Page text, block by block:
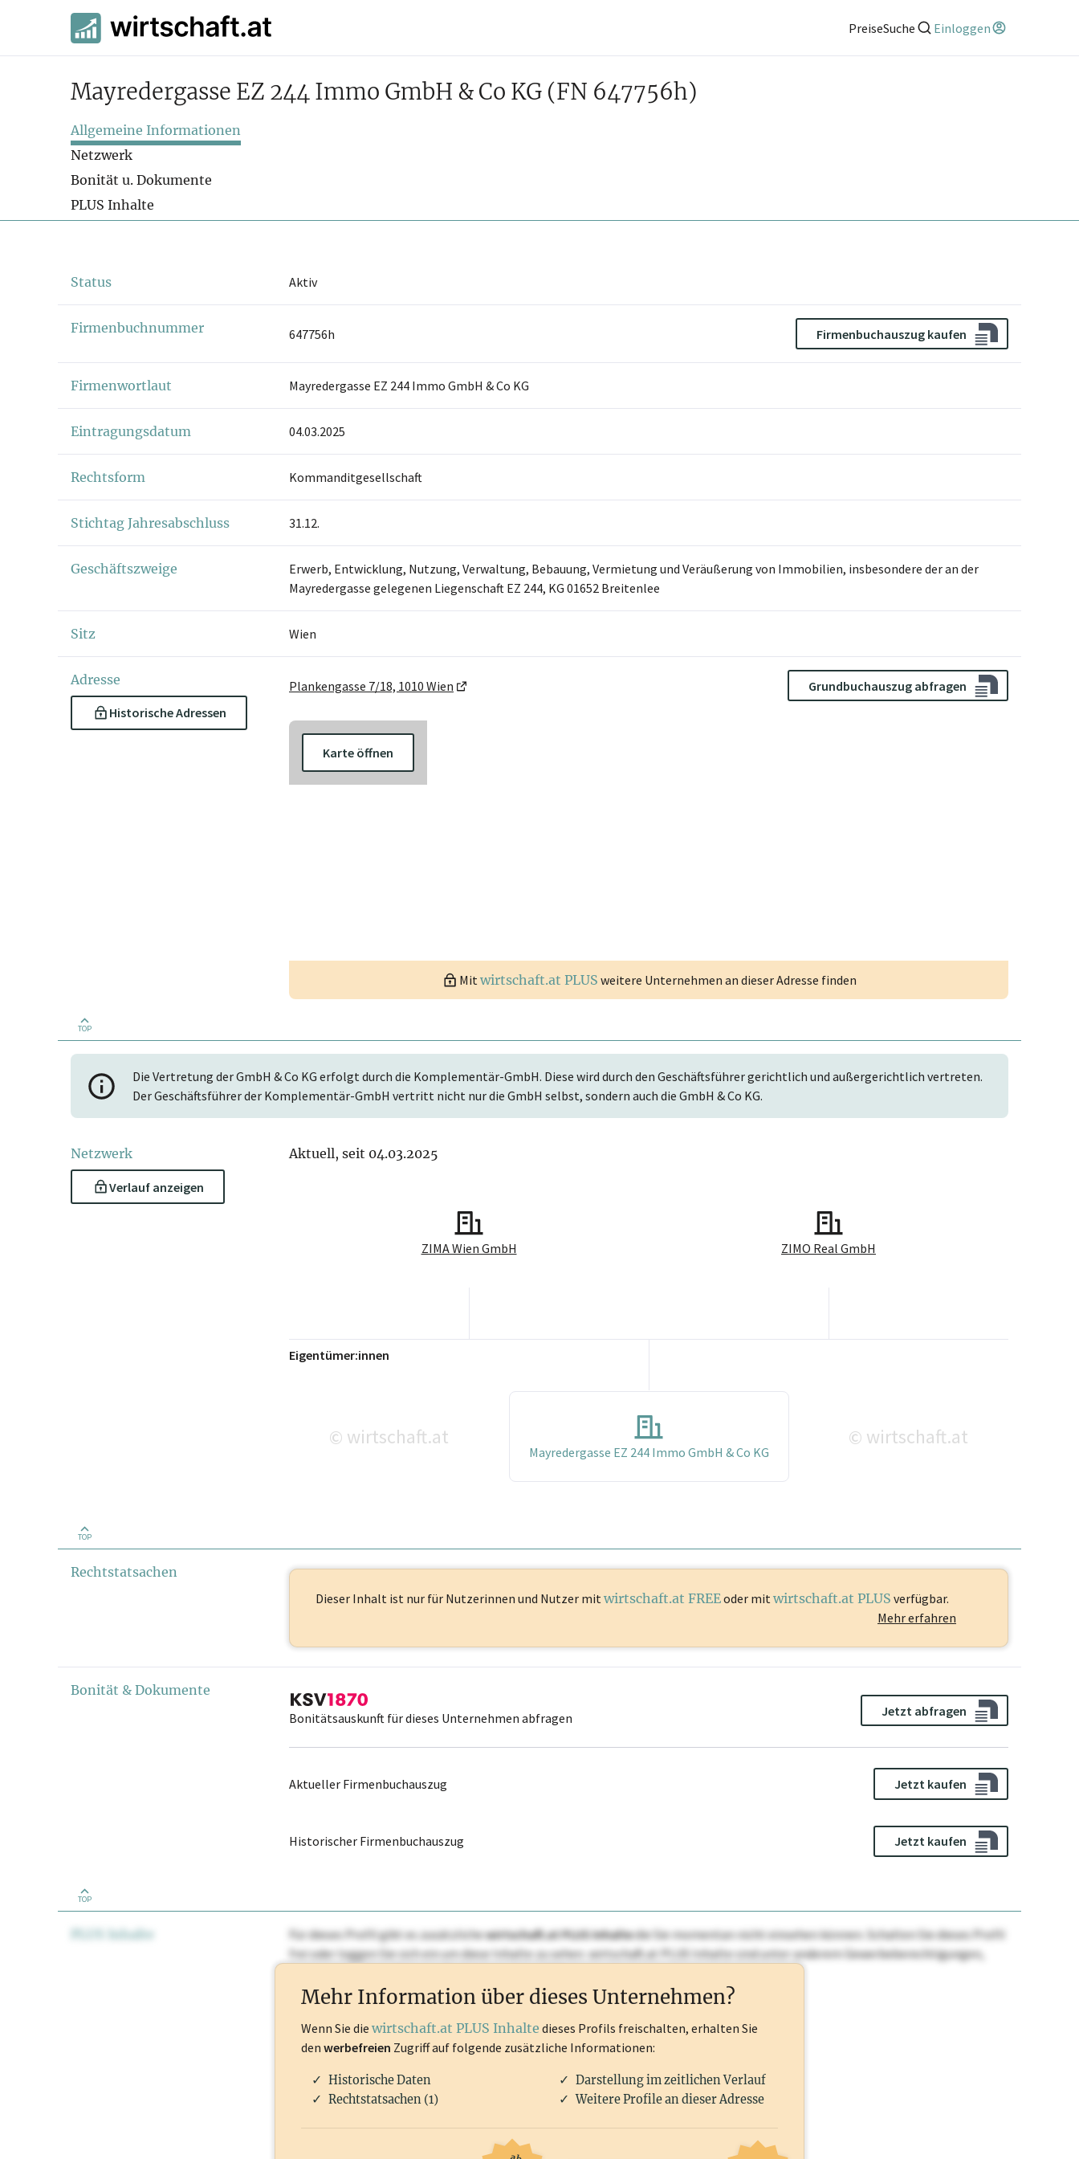
PreiseSuche Einloggen
Mayredergasse EZ 244 Immo GmbH & Co KG (FN 647756h)
Allgemeine Informationen
Netzwerk
Bonität u. Dokumente
PLUS Inhalte
Status Aktiv
Firmenbuchnummer 647756h Firmenbuchauszug kaufen
Firmenwortlaut Mayredergasse EZ 244 Immo GmbH & Co KG
Eintragungsdatum 04.03.2025
Rechtsform Kommanditgesellschaft
Stichtag Jahresabschluss 31.12.
Geschäftszweige
Erwerb, Entwicklung, Nutzung, Verwaltung, Bebauung, Vermietung und Veräußerung von Immobilien, insbesondere der an der
Mayredergasse gelegenen Liegenschaft EZ 244, KG 01652 Breitenlee
Sitz Wien
Adresse
Historische Adressen
Plankengasse 7/18, 1010 Wien Grundbuchauszug abfragen
Karte öffnen
Mitwirtschaft.at PLUS weitere Unternehmen an dieser Adresse finden
TOP
Die Vertretung der GmbH & Co KG erfolgt durch die Komplementär-GmbH. Diese wird durch den Geschäftsführer gerichtlich und außergerichtlich vertreten.
Der Geschäftsführer der Komplementär-GmbH vertritt nicht nur die GmbH selbst, sondern auch die GmbH & Co KG.
Netzwerk
Verlauf anzeigen
Aktuell, seit 04.03.2025
ZIMA Wien GmbH ZIMO Real GmbH
Eigentümer:innen
© wirtschaft.at
Mayredergasse EZ 244 Immo GmbH & Co KG
© wirtschaft.at
TOP
Rechtstatsachen
Dieser Inhalt ist nur für Nutzerinnen und Nutzer mitwirtschaft.at FREEoder mitwirtschaft.at PLUS verfügbar.
Mehr erfahren
Bonität & Dokumente
Bonitätsauskunft für dieses Unternehmen abfragen
Jetzt abfragen
Aktueller Firmenbuchauszug Jetzt kaufen
Historischer Firmenbuchauszug Jetzt kaufen
TOP
PLUS Inhalte Für dieses Profil gibt es zusätzlichewirtschaft.at PLUS Inhaltedie Sie momentan nicht einsehen können. Schalten Sie dieses Profil
frei oder loggen Sie sich ein um diese Inhalte zu sehen. wirtschaft.at PLUS Inhalte sind unter anderem Gewerbeberechtigungen,
Mehr Information über dieses Unternehmen?
Wenn Sie die wirtschaft.at PLUS Inhalte dieses Profils freischalten, erhalten Sie
den werbefreien Zugriff auf folgende zusätzliche Informationen:
Historische Daten
Darstellung im zeitlichen Verlauf
Rechtstatsachen (1)
Weitere Profile an dieser Adresse